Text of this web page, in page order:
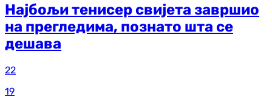
Најбољи тенисер свијета завршио
на прегледима, познато шта се
дешава
22
19